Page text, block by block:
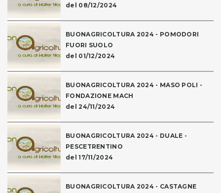
del 08/12/2024
BUONAGRICOLTURA 2024 - POMODORI
FUORI SUOLO
del 01/12/2024
BUONAGRICOLTURA 2024 - MASO POLI -
FONDAZIONE MACH
del 24/11/2024
BUONAGRICOLTURA 2024 - DUALE -
PESCETRENTINO
del 17/11/2024
BUONAGRICOLTURA 2024 - CASTAGNE